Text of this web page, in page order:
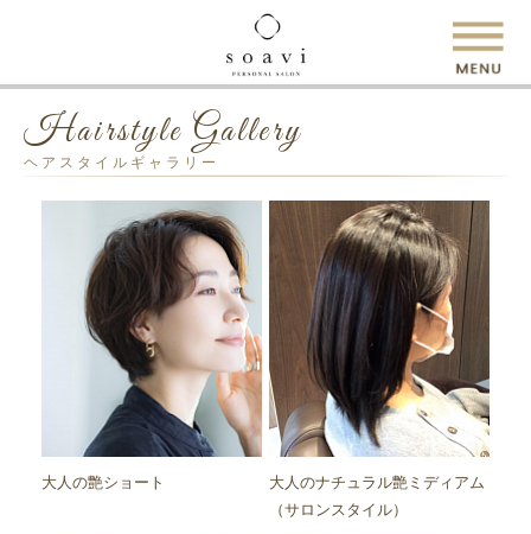
Hairstyle Gallery
ヘアスタイルギャラリー
大人の艶ショート
大人のナチュラル艶ミディアム
（サロンスタイル）